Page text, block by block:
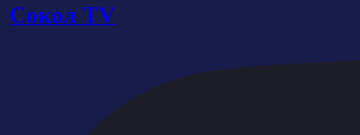
Сокол TV